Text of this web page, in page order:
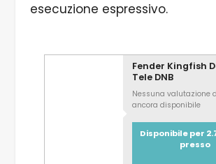
esecuzione espressivo.
Fender Kingfish
Tele DNB
Nessuna valutazione
ancora disponibile
Disponibile per
presso